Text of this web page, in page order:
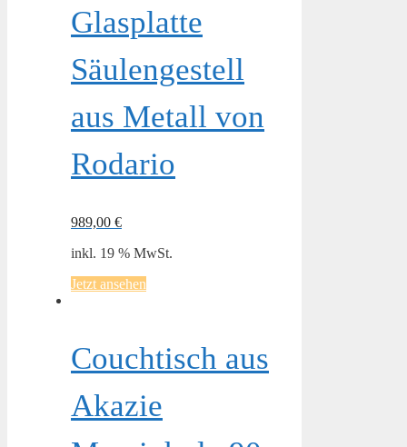
Glasplatte
Säulengestell
aus Metall von
Rodario
989,00 €
inkl. 19 % MwSt.
Jetzt ansehen
Couchtisch aus
Akazie